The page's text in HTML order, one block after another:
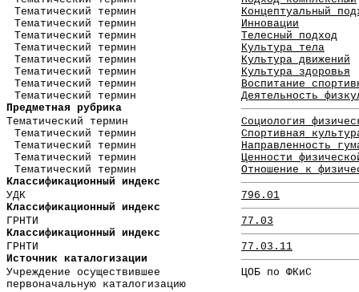
Тематический термин
Концептуальный
Тематический термин
Инновации
Тематический термин
Телесный подход
Тематический термин
Культура тела
Тематический термин
Культура движений
Тематический термин
Культура здоровья
Тематический термин
Воспитание
Тематический термин
Деятельность
Предметная рубрика
Тематический термин
Социология
Тематический термин
Спортивная
Тематический термин
Направленность
Тематический термин
Ценности
Тематический термин
Отношение к
Классификационный индекс
УДК
796.01
Классификационный индекс
ГРНТИ
77.03
Классификационный индекс
ГРНТИ
77.03.11
Источник каталогизации
Учреждение осуществившее
первоначальную каталогизацию
ЦОБ по ФКиС